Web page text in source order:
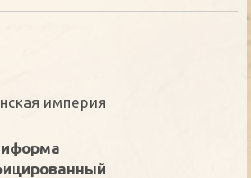
империя